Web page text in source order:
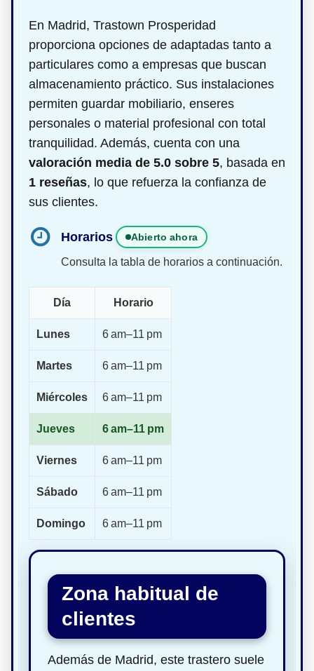
En Madrid, Trastown Prosperidad
proporciona opciones de adaptadas tanto a
particulares como a empresas que buscan
almacenamiento práctico. Sus instalaciones
permiten guardar mobiliario, enseres
personales o material profesional con total
tranquilidad. Además, cuenta con una
valoración media de 5.0 sobre 5, basada en
1 reseñas, lo que refuerza la confianza de
sus clientes.
Horarios Abierto ahora
Consulta la tabla de horarios a continuación.
Día Horario
Lunes 6 am–11 pm
Martes 6 am–11 pm
Miércoles 6 am–11 pm
Jueves 6 am–11 pm
Viernes 6 am–11 pm
Sábado 6 am–11 pm
Domingo 6 am–11 pm
Zona habitual de
clientes
Además de Madrid, este trastero suele